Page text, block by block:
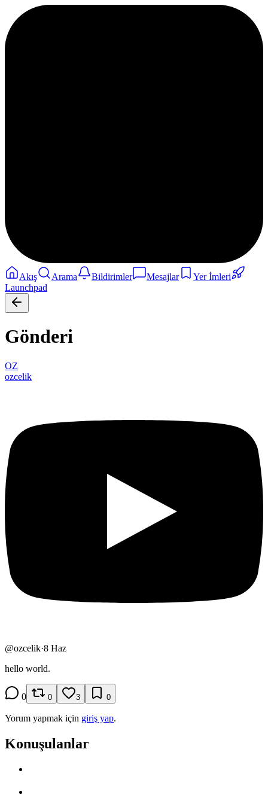
Akış Arama Bildirimler Mesajlar
Yer İmleri
Launchpad
Gönderi
OZ
ozcelik
@ozcelik·8 Haz
hello world.
0 0 3 0
Yorum yapmak için giriş yap.
Konuşulanlar